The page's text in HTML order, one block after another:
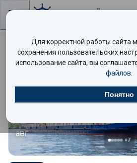
+7
Комфорт
12
авг
Для корректной работы сайта
сохранения пользовательских
использование сайта, вы
файлов
Понятно